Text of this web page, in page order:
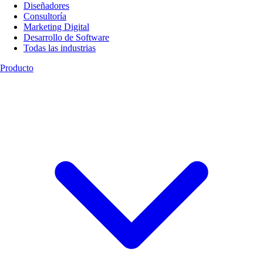
Diseñadores
Consultoría
Marketing Digital
Desarrollo de Software
Todas las industrias
Producto